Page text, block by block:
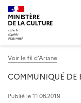
MINISTÈRE
DE LA CULTURE
Voir le fil d’Ariane
COMMUNIQUÉ DE
Publié le 11.06.2019